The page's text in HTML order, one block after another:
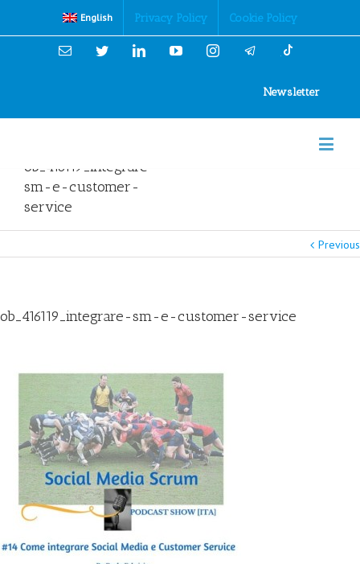
English Privacy Policy Cookie Policy
Email TwitterLinkedinYouTubeInstagram
Newsletter
ob_416119_integrare-
sm-e-customer-
service
Previous
ob_416119_integrare-sm-e-customer-service
Cookies Policy